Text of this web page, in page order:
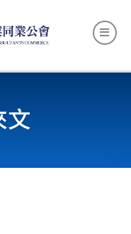
文